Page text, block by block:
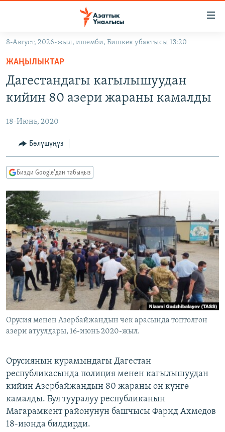
Навигацияга
өтүңүз
Издөөгө
салыңыз
ЭКОНОМИКА
МАДАНИЯТ
ДҮЙНӨ
БОРБОР АЗИЯ
АТАЙЫН ИЛИКТӨӨ
ТВ ПРОГРАММАЛАР
ЭКСПЕРТТЕР ТАЛДАЙТ
БИЗ ЖАНА ДҮЙНӨ
ДАНИСТЕ
ЭЖЕ-СИҢДИЛЕР
АЗАТТЫК+
ЫҢГАЙСЫЗ СУРООЛОР
ӨЗГӨЧӨ ПИКИР
Русский
ОНЛАЙН ШЕРИНЕ
ЭЕ/АРнун бардык сайттары
8-Август, 2026-жыл, ишемби, Бишкек убактысы 13:20
ЖАҢЫЛЫКТАР
Дагестандагы кагылышуудан
кийин 80 азери жараны камалды
18-Июнь, 2020
Бөлүшүңүз
Бизди Google'дан табыңыз
Орусия менен Азербайжандын чек арасында топтолгон
азери атуулдары, 16-июнь 2020-жыл.
Орусиянын курамындагы Дагестан
республикасында полиция менен кагылышуудан
кийин Азербайжандын 80 жараны он күнгө
камалды. Бул тууралуу республиканын
Магарамкент районунун башчысы Фарид Ахмедов
18-июнда билдирди.